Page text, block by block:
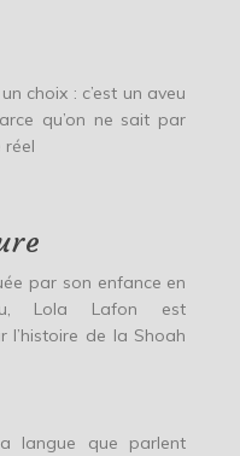
choix : c’est un aveu
qu’on ne sait par
par son enfance en
Lola Lafon est
l’histoire de la Shoah
langue que parlent